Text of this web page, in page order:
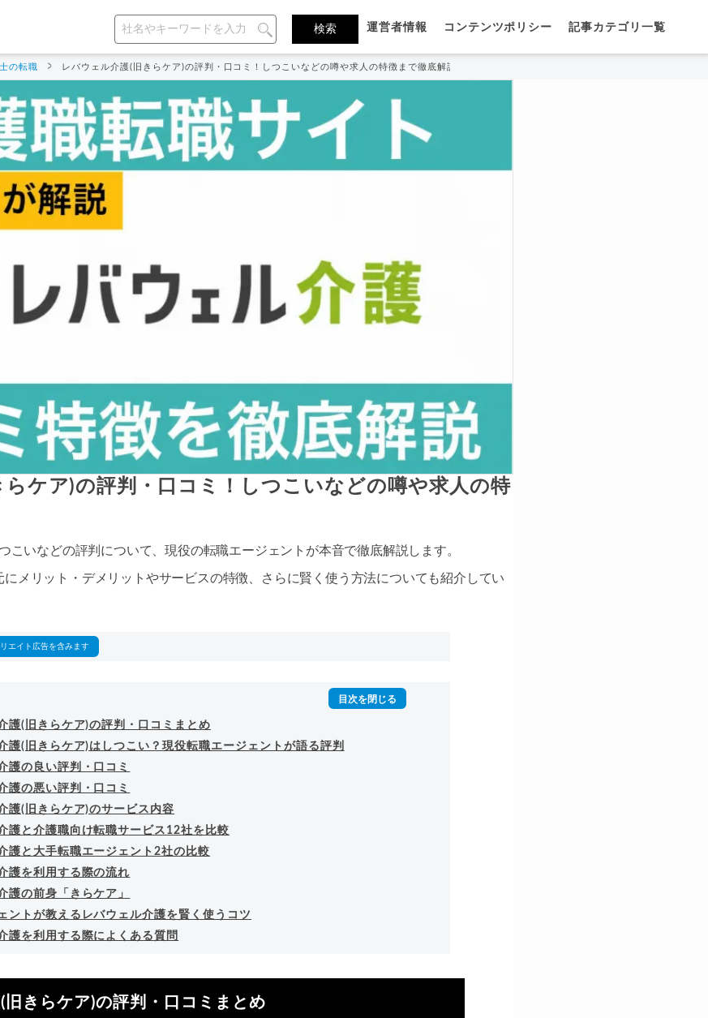
運営者情報 コンテンツポリシー 記事カテゴリ一覧
の転職 レバウェル介護(旧きらケア)の評判・口コミ！しつこいなどの噂や求人の特徴まで徹底解説！
らケア)の評判・口コミ！しつこいなどの噂や求人の特
こいなどの評判について、現役の転職エージェントが本音で徹底解説します。
メリット・デメリットやサービスの特徴、さらに賢く使う方法についても紹介してい
エイト広告を含みます
護(旧きらケア)の評判・口コミまとめ
護(旧きらケア)はしつこい？現役転職エージェントが語る評判
護の良い評判・口コミ
護の悪い評判・口コミ
護(旧きらケア)のサービス内容
護と介護職向け転職サービス12社を比較
護と大手転職エージェント2社の比較
護を利用する際の流れ
護の前身「きらケア」
ントが教えるレバウェル介護を賢く使うコツ
護を利用する際によくある質問
旧きらケア)の評判・口コミまとめ